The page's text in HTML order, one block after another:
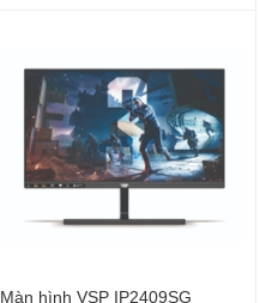
Màn hình VSP IP2409SG